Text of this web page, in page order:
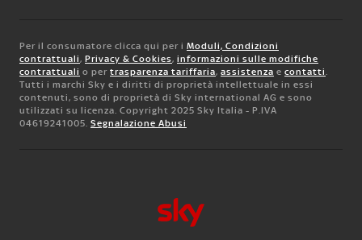
Per il consumatore clicca qui per i Moduli, Condizioni
contrattuali, Privacy & Cookies, informazioni sulle modifiche
contrattuali o per trasparenza tariffaria, assistenza e contatti.
Tutti i marchi Sky e i diritti di proprietà intellettuale in essi
contenuti, sono di proprietà di Sky international AG e sono
utilizzati su licenza. Copyright 2025 Sky Italia - P.IVA
04619241005. Segnalazione Abusi